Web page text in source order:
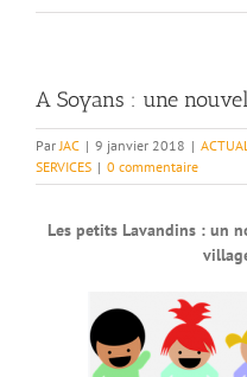
A Soyans : une
ParJAC | 9 janvier 2018 |
SERVICES | 0 commentaire
Les petits Lavandins : un